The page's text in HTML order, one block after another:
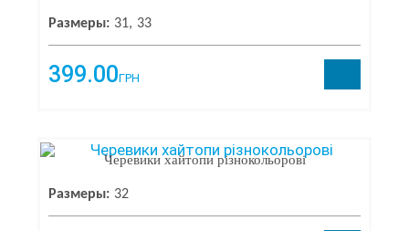
Размеры: 31 33
399.00ГРН
Черевики хайтопи різнокольорові
Размеры: 32